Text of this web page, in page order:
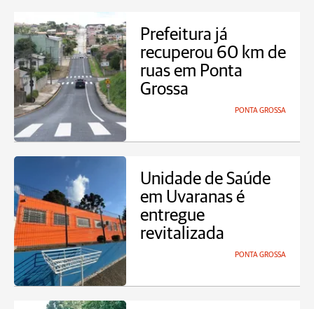
Prefeitura já
recuperou 60 km de
ruas em Ponta
Grossa
PONTA GROSSA
Unidade de Saúde
em Uvaranas é
entregue
revitalizada
PONTA GROSSA